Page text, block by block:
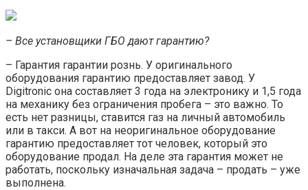
– Все установщики ГБО дают гарантию?
– Гарантия гарантии рознь. У оригинального
оборудования гарантию предоставляет завод. У
Digitronic она составляет 3 года на электронику и 1,5 года
на механику без ограничения пробега – это важно. То
есть нет разницы, ставится газ на личный автомобиль
или в такси. А вот на неоригинальное оборудование
гарантию предоставляет тот человек, который это
оборудование продал. На деле эта гарантия может не
работать, поскольку изначальная задача – продать – уже
выполнена.